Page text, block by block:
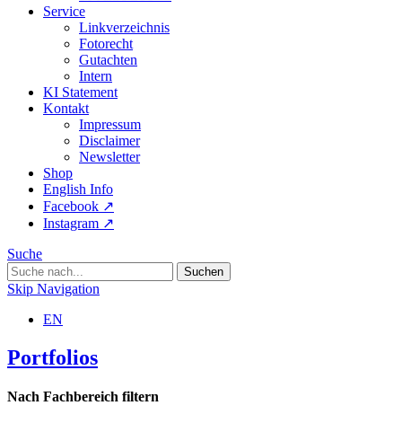
Service
Linkverzeichnis
Fotorecht
Gutachten
Intern
KI Statement
Kontakt
Impressum
Disclaimer
Newsletter
Shop
English Info
Facebook ↗︎
Instagram ↗︎
Suche
Skip Navigation
EN
Portfolios
Nach Fachbereich filtern